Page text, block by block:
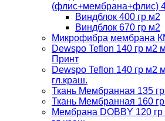
(флис+мембрана+флис)
Виндблок 400 гр м2
Виндблок 670 гр м2
Микрофибра мембрана
Dewspo Teflon 140 гр м2
Принт
Dewspo Teflon 140 гр м2
гл.краш.
Ткань Мембранная 135
Ткань Мембранная 160
Мембрана DOBBY 120